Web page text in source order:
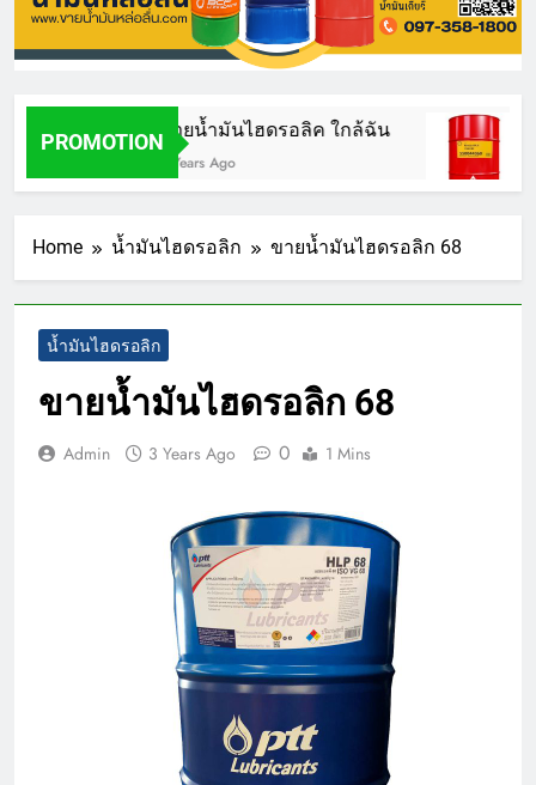
PROMOTIONขายน้ำมันไฮดรอลิค ใกล้ฉัน
3 Years Ago
Home น้ำมันไฮดรอลิก ขายน้ำมันไฮดรอลิก 68
น้ำมันไฮดรอลิก
ขายน้ำมันไฮดรอลิก 68
Admin 3 Years Ago 0 1 Mins